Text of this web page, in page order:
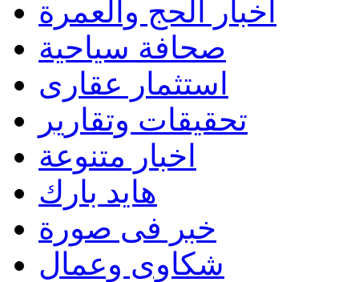
اخبار الحج والعمرة
صحافة سياحية
استثمار عقارى
تحقيقات وتقارير
اخبار متنوعة
هايد بارك
خبر فى صورة
شكاوى وعمال